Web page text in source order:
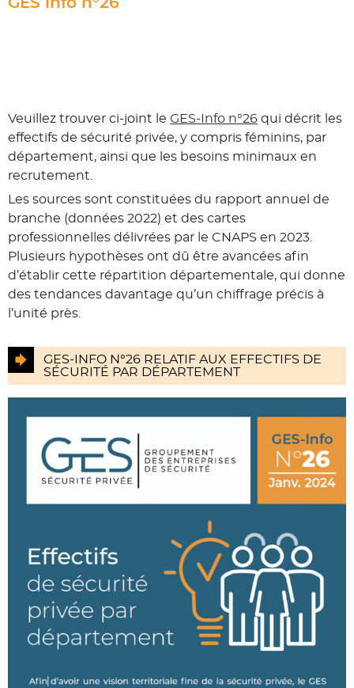
GES info n°26
Veuillez trouver ci-joint le GES-Info n°26 qui décrit les
effectifs de sécurité privée, y compris féminins, par
département, ainsi que les besoins minimaux en
recrutement.
Les sources sont constituées du rapport annuel de
branche (données 2022) et des cartes
professionnelles délivrées par le CNAPS en 2023.
Plusieurs hypothèses ont dû être avancées afin
d’établir cette répartition départementale, qui donne
des tendances davantage qu’un chiffrage précis à
l’unité près.
GES-INFO N°26 RELATIF AUX EFFECTIFS DE
SÉCURITÉ PAR DÉPARTEMENT